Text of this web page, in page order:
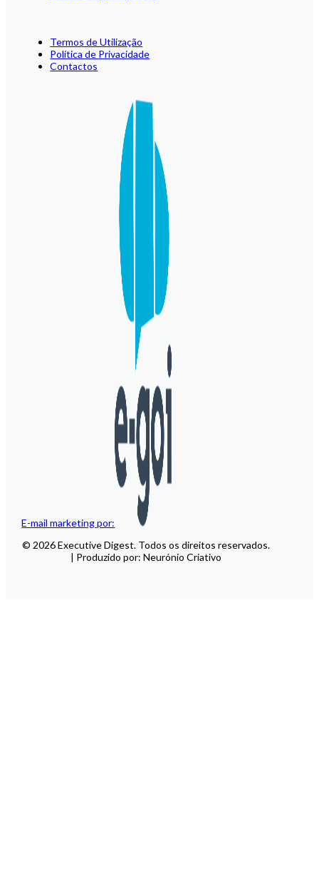
E-mail marketing por:
Termos de Utilização
Política de Privacidade
Contactos
© 2026 Executive Digest. Todos os direitos reservados.
| Produzido por: Neurónio Criativo